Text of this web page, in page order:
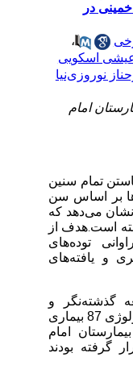
در
،
اسکویی
نوروزی‌نیا
امام
تمام سنین
بر اساس سن
می‌دهد که
است.هدف از
توده‌های
و یافته‌های
و
توصیفی با مطالعه گزارشات پاتولوژی 87 بیماری
امام
بودند